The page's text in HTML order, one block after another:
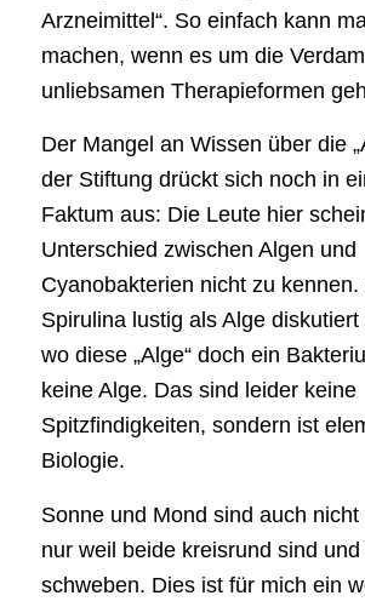
Arzneimittel“. So einfach kann
machen, wenn es um die
unliebsamen Therapieformen
Der Mangel an Wissen über die
der Stiftung drückt sich noch in
Faktum aus: Die Leute hier
Unterschied zwischen Algen und
Cyanobakterien nicht zu kennen.
Spirulina lustig als Alge
wo diese „Alge“ doch ein
keine Alge. Das sind leider keine
Spitzfindigkeiten, sondern ist
Biologie.
Sonne und Mond sind auch
nur weil beide kreisrund sind
schweben. Dies ist für mich ein